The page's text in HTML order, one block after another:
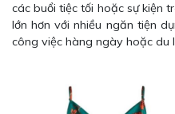
các buổi tiệc tối hoặc sự kiện
lớn hơn với nhiều ngăn tiện
công việc hàng ngày hoặc du